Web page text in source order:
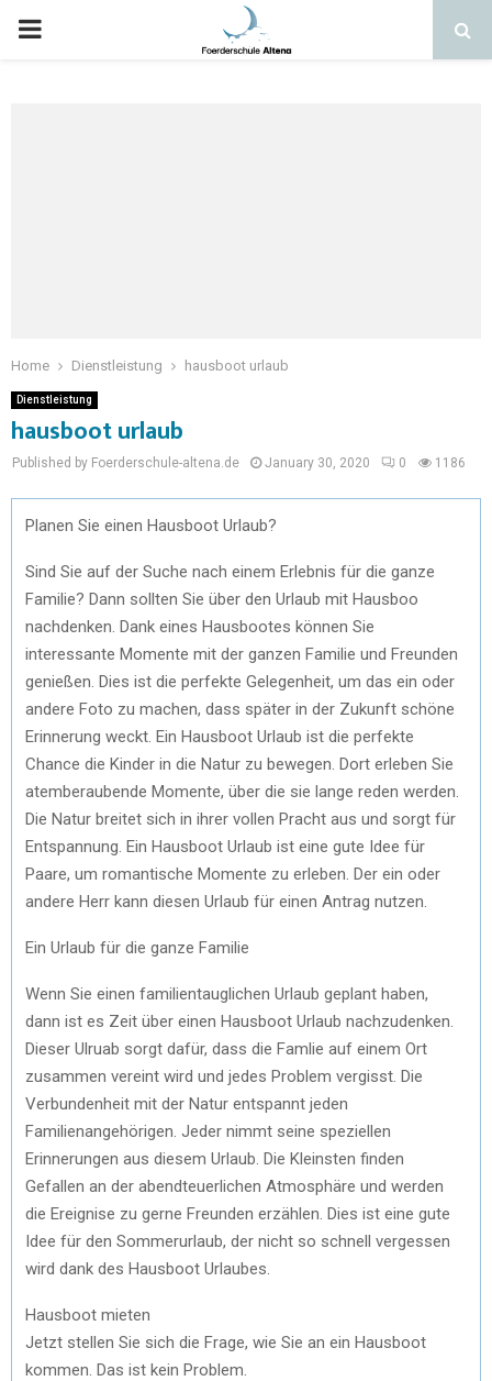
Home Dienstleistung hausboot urlaub
Dienstleistung
hausboot urlaub
Published by Foerderschule-altena.de January 30, 2020 0 1186
Planen Sie einen Hausboot Urlaub?
Sind Sie auf der Suche nach einem Erlebnis für die ganze
Familie? Dann sollten Sie über den Urlaub mit Hausboo
nachdenken. Dank eines Hausbootes können Sie
interessante Momente mit der ganzen Familie und Freunden
genießen. Dies ist die perfekte Gelegenheit, um das ein oder
andere Foto zu machen, dass später in der Zukunft schöne
Erinnerung weckt. Ein Hausboot Urlaub ist die perfekte
Chance die Kinder in die Natur zu bewegen. Dort erleben Sie
atemberaubende Momente, über die sie lange reden werden.
Die Natur breitet sich in ihrer vollen Pracht aus und sorgt für
Entspannung. Ein Hausboot Urlaub ist eine gute Idee für
Paare, um romantische Momente zu erleben. Der ein oder
andere Herr kann diesen Urlaub für einen Antrag nutzen.
Ein Urlaub für die ganze Familie
Wenn Sie einen familientauglichen Urlaub geplant haben,
dann ist es Zeit über einen Hausboot Urlaub nachzudenken.
Dieser Ulruab sorgt dafür, dass die Famlie auf einem Ort
zusammen vereint wird und jedes Problem vergisst. Die
Verbundenheit mit der Natur entspannt jeden
Familienangehörigen. Jeder nimmt seine speziellen
Erinnerungen aus diesem Urlaub. Die Kleinsten finden
Gefallen an der abendteuerlichen Atmosphäre und werden
die Ereignise zu gerne Freunden erzählen. Dies ist eine gute
Idee für den Sommerurlaub, der nicht so schnell vergessen
wird dank des Hausboot Urlaubes.
Hausboot mieten
Jetzt stellen Sie sich die Frage, wie Sie an ein Hausboot
kommen. Das ist kein Problem.